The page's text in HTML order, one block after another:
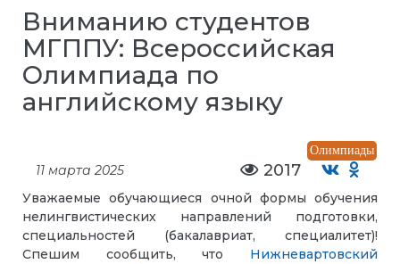
Вниманию студентов
МГППУ: Всероссийская
Олимпиада по
английскому языку
Олимпиады
11 марта 2025 2017
Уважаемые обучающиеся очной формы обучения
нелингвистических направлений подготовки,
специальностей (бакалавриат, специалитет)!
Спешим сообщить, что Нижневартовский